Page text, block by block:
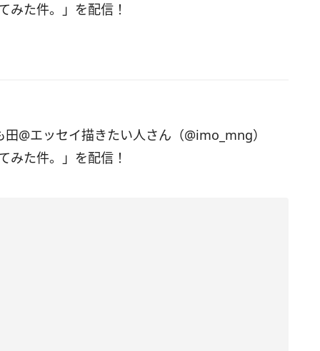
みた件。」を配信！
@エッセイ描きたい人さん（@imo_mng）
みた件。」を配信！